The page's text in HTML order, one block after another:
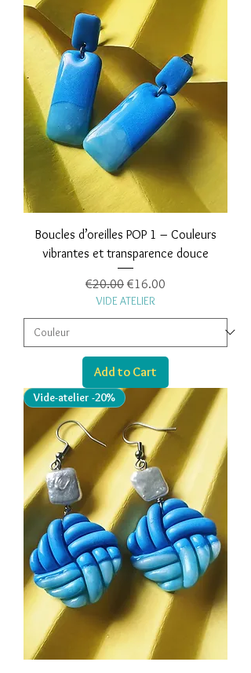
Boucles d’oreilles POP 1 – Couleurs
vibrantes et transparence douce
Regular Price
€20.00 Sale Price
€16.00
VIDE ATELIER
Add to Cart
Vide-atelier -20%